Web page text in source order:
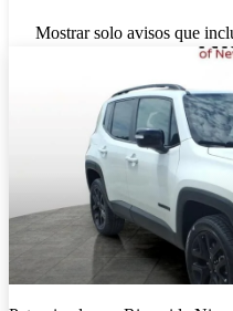
Mostrar solo avisos que